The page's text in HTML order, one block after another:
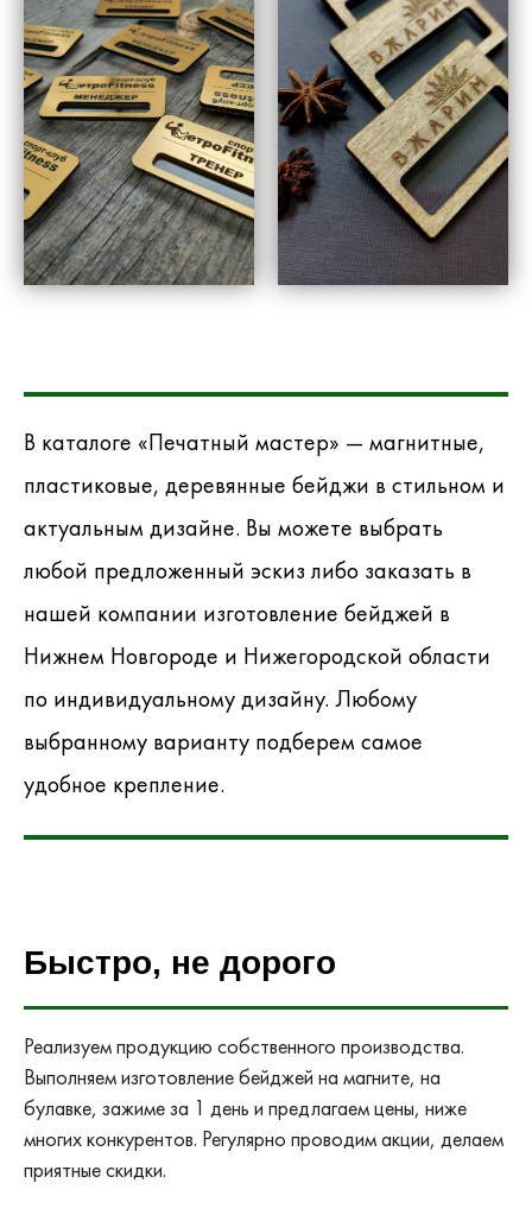
В каталоге «Печатный мастер» — магнитные,
пластиковые, деревянные бейджи в стильном и
актуальным дизайне. Вы можете выбрать
любой предложенный эскиз либо заказать в
нашей компании изготовление бейджей в
Нижнем Новгороде и Нижегородской области
по индивидуальному дизайну. Любому
выбранному варианту подберем самое
удобное крепление.
Быстро, не дорого
Реализуем продукцию собственного производства.
Выполняем изготовление бейджей на магните, на
булавке, зажиме за 1 день и предлагаем цены, ниже
многих конкурентов. Регулярно проводим акции, делаем
приятные скидки.